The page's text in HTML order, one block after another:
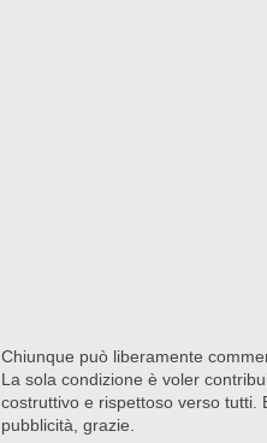
Chiunque può liberamente
La sola condizione è voler
costruttivo e rispettoso verso tutti.
pubblicità, grazie.